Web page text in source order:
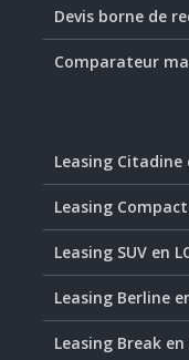
Devis borne de
Comparateur
Leasing Citadine
Leasing
Leasing SUV en
Leasing Berline
Leasing Break en